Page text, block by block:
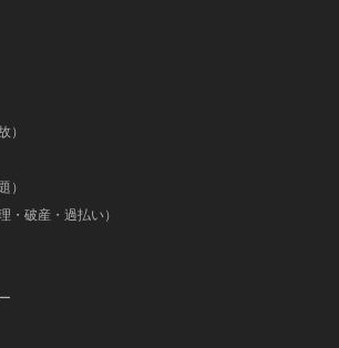
）
）
・破産・過払い）